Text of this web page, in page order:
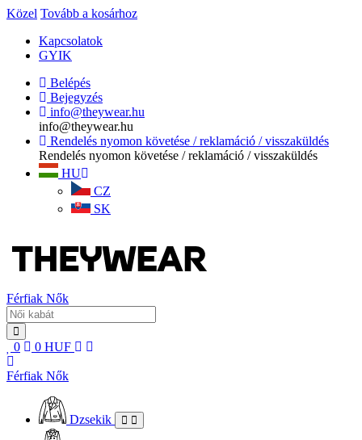
Közel Tovább a kosárhoz
Kapcsolatok
GYIK
Belépés
Bejegyzés
info@theywear.hu
info@theywear.hu
Rendelés nyomon követése / reklamáció / visszaküldés
Rendelés nyomon követése / reklamáció / visszaküldés
HU
CZ
SK
Férfiak Nők
0 0 HUF
Férfiak Nők
Dzsekik